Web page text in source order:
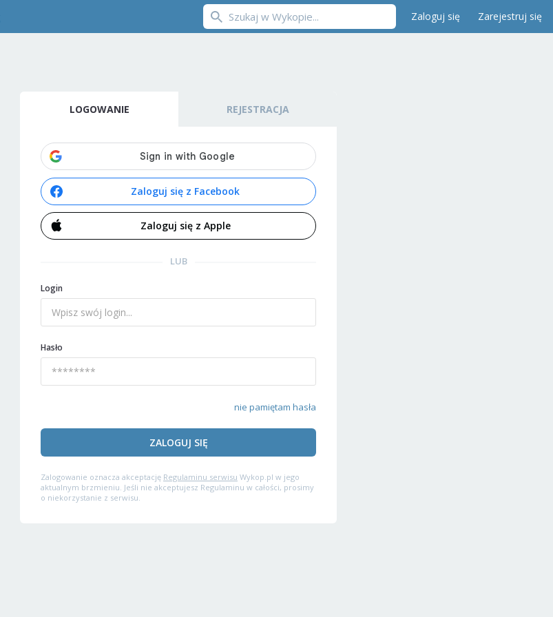
Zaloguj się Zarejestruj się
LOGOWANIE REJESTRACJA
Zaloguj się z Facebook
Zaloguj się z Apple
LUB
Login
Hasło
nie pamiętam hasła
ZALOGUJ SIĘ
Zalogowanie oznacza akceptację Regulaminu serwisu Wykop.pl w jego
aktualnym brzmieniu. Jeśli nie akceptujesz Regulaminu w całości, prosimy
o niekorzystanie z serwisu.